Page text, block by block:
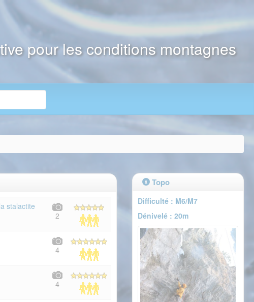
pour les conditions montagnes
stalactite
2
4
4
Topo
Difficulté : M6/M7
Dénivelé : 20m